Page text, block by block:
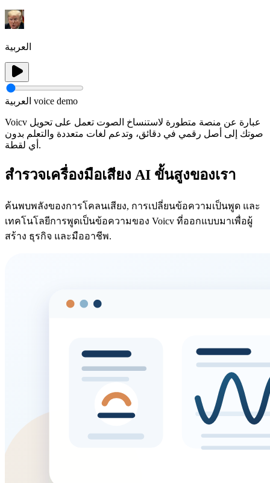
العربية
العربية voice demo
Voicv عبارة عن منصة متطورة لاستنساخ الصوت تعمل على تحويل
صوتك إلى أصل رقمي في دقائق، وتدعم لغات متعددة والتعلم بدون
أي لقطة.
สำรวจเครื่องมือเสียง AI ขั้นสูงของเรา
ค้นพบพลังของการโคลนเสียง, การเปลี่ยนข้อความเป็นพูด และ
เทคโนโลยีการพูดเป็นข้อความของ Voicv ที่ออกแบบมาเพื่อผู้
สร้าง ธุรกิจ และมืออาชีพ.